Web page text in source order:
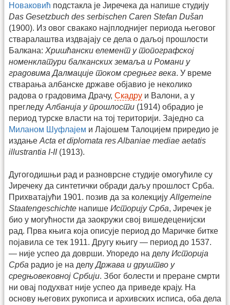
Новаковић подстакла је Јиречека да напише студију
Das Gesetzbuch des serbischen Caren Stefan Dušan
(1900). Из овог свакако најплоднијег периода његовог
стваралаштва издвајају се дела о даљој прошлости
Балкана: Хришћански елемент у топографској
номенклатури балканских земаља и Романи у
градовима Далмације током средњег века. У време
стварања албанске државе објавио је неколико
радова о градовима Драчу, Скадру и Валони, а у
прегледу Албанија у прошлости (1914) обрадио је
период турске власти на тој територији. Заједно са
Миланом Шуфлајем и Лајошем Талоцијем приредио је
издање Acta et diplomata res Albaniae mediae aetatis
illustrantia I-II(1913).
Дугогодишњи рад и разноврсне студије омогућиле су
Јиречеку да синтетички обради даљу прошлост Срба.
Прихватајући 1901. позив да за колекцију Allgemeine
Staatengeschichte напише Историју Срба, Јиречек је
био у могућности да заокружи свој вишедеценијски
рад. Прва књига која описује период до Маричке битке
појавила се тек 1911. Другу књигу — период до 1537.
— није успео да доврши. Упоредо на делу Историја
Срба радио је на делуДржава и друштво у
средњовековној Србији. Због болести и преране смрти
ни овај подухват није успео да приведе крају. На
основу његових рукописа и архивских исписа, оба дела